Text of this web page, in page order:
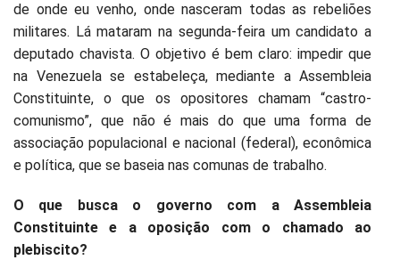
de onde eu venho, onde nasceram todas as rebeliões
militares. Lá mataram na segunda-feira um candidato a
deputado chavista. O objetivo é bem claro: impedir que
na Venezuela se estabeleça, mediante a Assembleia
Constituinte, o que os opositores chamam “castro-
comunismo”, que não é mais do que uma forma de
associação populacional e nacional (federal), econômica
e política, que se baseia nas comunas de trabalho.
O que busca o governo com a Assembleia
Constituinte e a oposição com o chamado ao
plebiscito?